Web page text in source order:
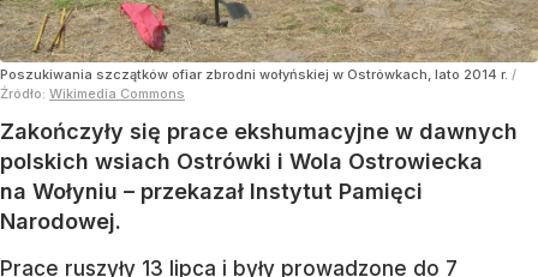
Poszukiwania szczątków ofiar zbrodni wołyńskiej w Ostrówkach, lato 2014 r. /
Źródło: Wikimedia Commons
Zakończyły się prace ekshumacyjne w dawnych
polskich wsiach Ostrówki i Wola Ostrowiecka
na Wołyniu – przekazał Instytut Pamięci
Narodowej.
Prace ruszyły 13 lipca i były prowadzone do 7